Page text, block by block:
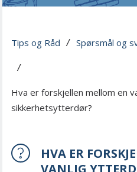
Tips og Råd / Spørsmål og
/
Hva er forskjellen mellom en
sikkerhetsytterdør?
HVA ER
VANLIG